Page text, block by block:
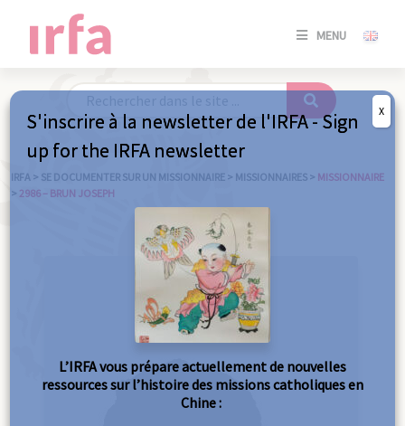
MENU
SE
/
IRFA > SE DOCUMENTER SUR UN MISSIONNAIRE > MISSIONNAIRES > MISSIONNAIRE
> 2986 – BRUN JOSEPH
S'inscrire à la newsletter de l'IRFA - Sign
up for the IRFA newsletter
L’IRFA vous prépare actuellement de nouvelles
ressources sur l’histoire des missions catholiques en
Chine :
X